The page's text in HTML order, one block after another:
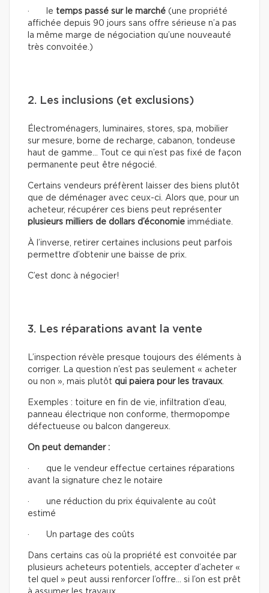
· le temps passé sur le marché (une propriété
affichée depuis 90 jours sans offre sérieuse n’a pas
la même marge de négociation qu’une nouveauté
très convoitée.)
2. Les inclusions (et exclusions)
Électroménagers, luminaires, stores, spa, mobilier
sur mesure, borne de recharge, cabanon, tondeuse
haut de gamme… Tout ce qui n’est pas fixé de façon
permanente peut être négocié.
Certains vendeurs préfèrent laisser des biens plutôt
que de déménager avec ceux-ci. Alors que, pour un
acheteur, récupérer ces biens peut représenter
plusieurs milliers de dollars d’économie immédiate.
À l’inverse, retirer certaines inclusions peut parfois
permettre d’obtenir une baisse de prix.
C’est donc à négocier!
3. Les réparations avant la vente
L’inspection révèle presque toujours des éléments à
corriger. La question n’est pas seulement « acheter
ou non », mais plutôt qui paiera pour les travaux.
Exemples : toiture en fin de vie, infiltration d’eau,
panneau électrique non conforme, thermopompe
défectueuse ou balcon dangereux.
On peut demander :
· que le vendeur effectue certaines réparations
avant la signature chez le notaire
· une réduction du prix équivalente au coût
estimé
· Un partage des coûts
Dans certains cas où la propriété est convoitée par
plusieurs acheteurs potentiels, accepter d’acheter «
tel quel » peut aussi renforcer l’offre… si l’on est prêt